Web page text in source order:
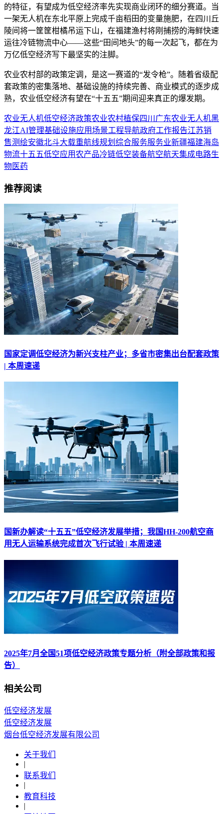
的特征，有望成为低空经济率先实现商业闭环的细分赛道。当
一架无人机在东北平原上完成千亩稻田的变量施肥，在四川丘
陵间将一筐筐柑橘吊运下山，在福建渔村将刚捕捞的海鲜快速
运往冷链物流中心——这些“田间地头”的每一次起飞，都在为
万亿低空经济写下最坚实的注脚。
农业农村部的政策定调，是这一赛道的“发令枪”。随着省级配
套政策的密集落地、基础设施的持续完善、商业模式的逐步成
熟，农业低空经济有望在“十五五”期间迎来真正的爆发期。
农业无人机低空经济政策农业农村植保四川 广东农业无人机黑
龙江AI管理基础设施应用场景工程导航政府工作报告江苏销
售测绘安徽北斗大载重航线规划 综合服务服务业新疆福建海岛
物流十五五低空应用农产品冷链低空装备航空航天集成电路生
物医药
推荐阅读
国家定调低空经济为新兴支柱产业；多省市密集出台配套政策
| 本周速递
国新办解读“十五五”低空经济发展举措；我国HH-200航空商
用无人运输系统完成首次飞行试验 | 本周速递
2025年7月全国51项低空经济政策专题分析（附全部政策和报
告）
相关公司
低空经济发展
低空经济发展
烟台低空经济发展有限公司
关于我们
|
联系我们
|
教育科技
|